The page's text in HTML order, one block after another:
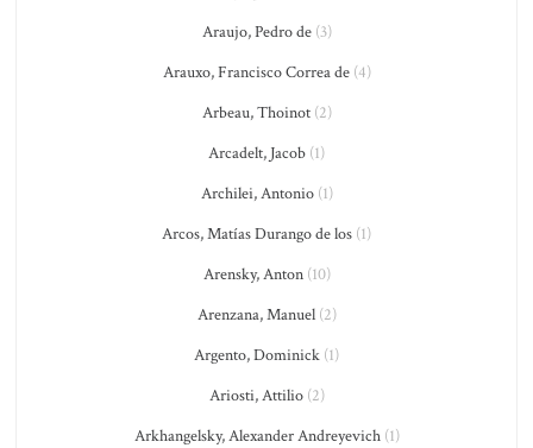
Araujo, Pedro de(3)
Arauxo, Francisco Correa de(4)
Arbeau, Thoinot(2)
Arcadelt, Jacob (1)
Archilei, Antonio(1)
Arcos, Matías Durango de los (1)
Arensky, Anton(10)
Arenzana, Manuel(2)
Argento, Dominick (1)
Ariosti, Attilio(2)
Arkhangelsky, Alexander Andreyevich(1)